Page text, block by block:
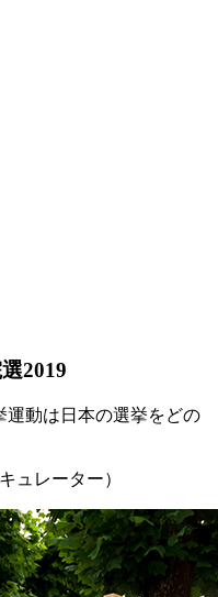
2019
運動は日本の選挙をどの
ュレーター）